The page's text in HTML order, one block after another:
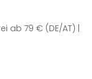
ab 79 € (DE/AT) |